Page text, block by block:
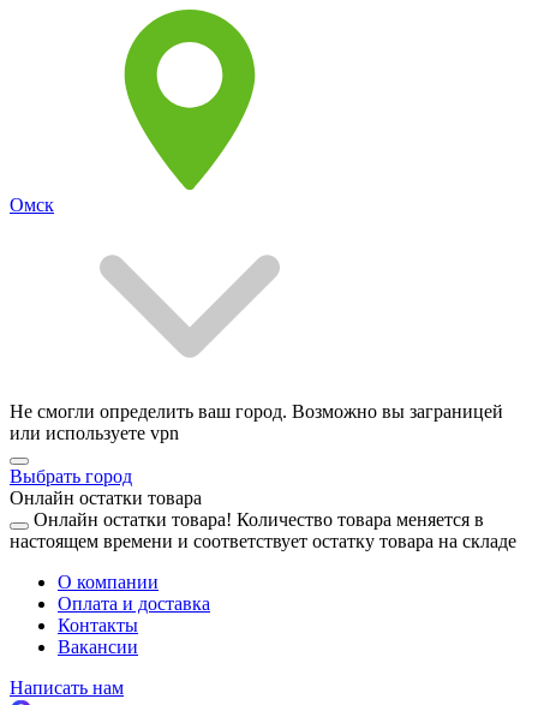
Омск
Не смогли определить ваш город. Возможно вы заграницей
или используете vpn
Выбрать город
Онлайн остатки товара
Онлайн остатки товара! Количество товара меняется в
настоящем времени и соответствует остатку товара на складе
О компании
Оплата и доставка
Контакты
Вакансии
Написать нам